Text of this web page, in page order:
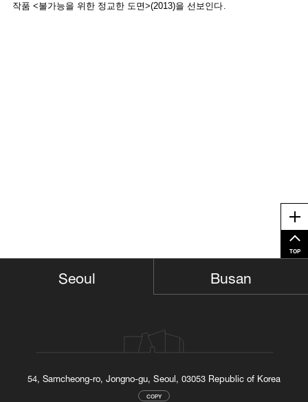
작품 <불가능을 위한 정교한 도면>(2013)을 선보인다.
TOP
Seoul
54, Samcheong-ro, Jongno-gu, Seoul, 03053 Republic of Korea
COPY
Busan